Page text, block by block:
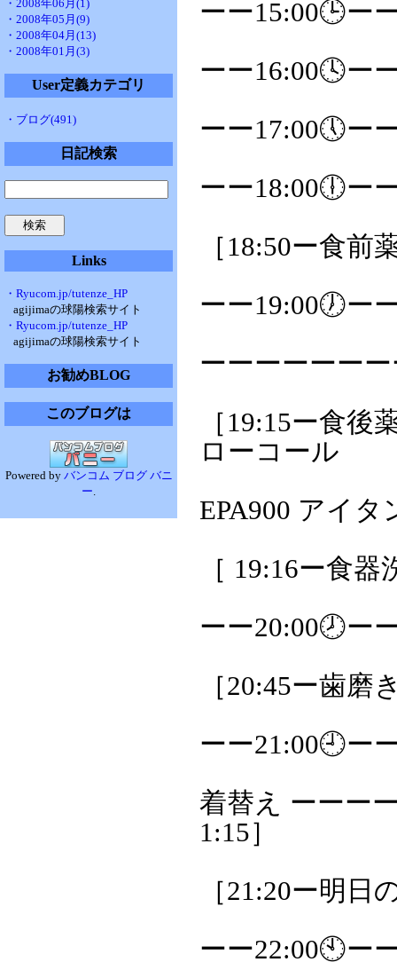
・2008年06月(1)
・2008年05月(9)
・2008年04月(13)
・2008年01月(3)
User定義カテゴリ
・ブログ(491)
日記検索
Links
・Ryucom.jp/tutenze_HP
agijimaの球陽検索サイト
・Ryucom.jp/tutenze_HP
agijimaの球陽検索サイト
お勧めBLOG
このブログは
Powered by バンコム ブログ バニ
ー.
ーー15:00🕒ー
ーー16:00🕓ー
ーー17:00🕔ー
ーー18:00🕕ー
［18:50ー食前
ーー19:00🕖ー
ーーーーーー
［19:15ー食
ローコール
EPA900 アイ
［ 19:16ー食
ーー20:00🕗ー
［20:45ー歯
ーー21:00🕘ー
着替え ーーー
1:15］
［21:20ー明日
ーー22:00🕙ー